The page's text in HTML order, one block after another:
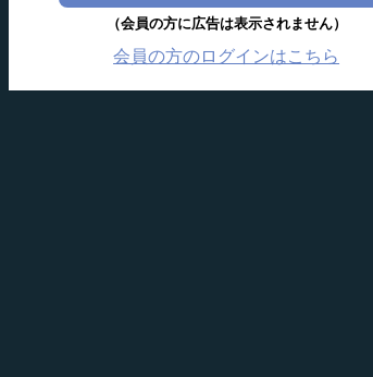
（会員の方に広告は表示されません）
会員の方のログインはこちら